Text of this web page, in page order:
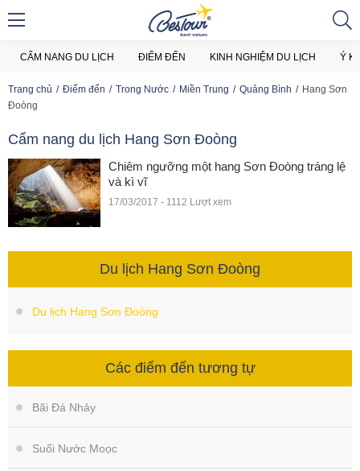
CẨM NANG DU LỊCH ĐIỂM ĐẾN KINH NGHIỆM DU LỊCH Ý
Trang chủ Điểm đến Trong Nước Miền Trung Quảng Bình
Hang Sơn
Đoòng
Cẩm nang du lịch Hang Sơn Đoòng
Chiêm ngưỡng một hang Sơn Đoòng tráng lệ
và kì vĩ
17/03/2017 - 1112 Lượt xem
Du lịch Hang Sơn Đoòng
Du lịch Hang Sơn Đoòng
Các điểm đến tương tự
Bãi Đá Nhảy
Suối Nước Moọc